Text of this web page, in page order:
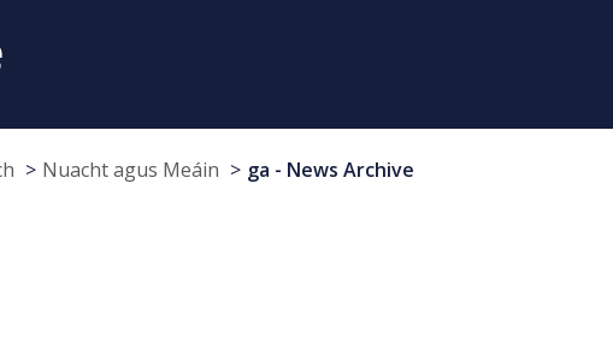
Nuacht agus Meáin
ga - News Archive